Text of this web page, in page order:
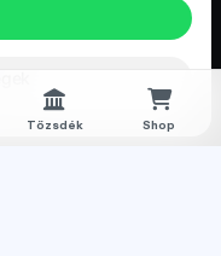
Tőzsdék Shop